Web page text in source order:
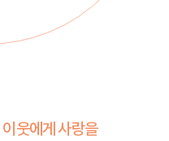
이웃에게사랑을